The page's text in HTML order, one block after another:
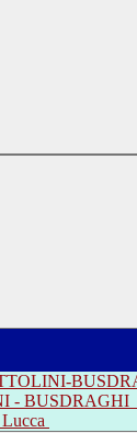
- BUSDRAGHI
Lucca